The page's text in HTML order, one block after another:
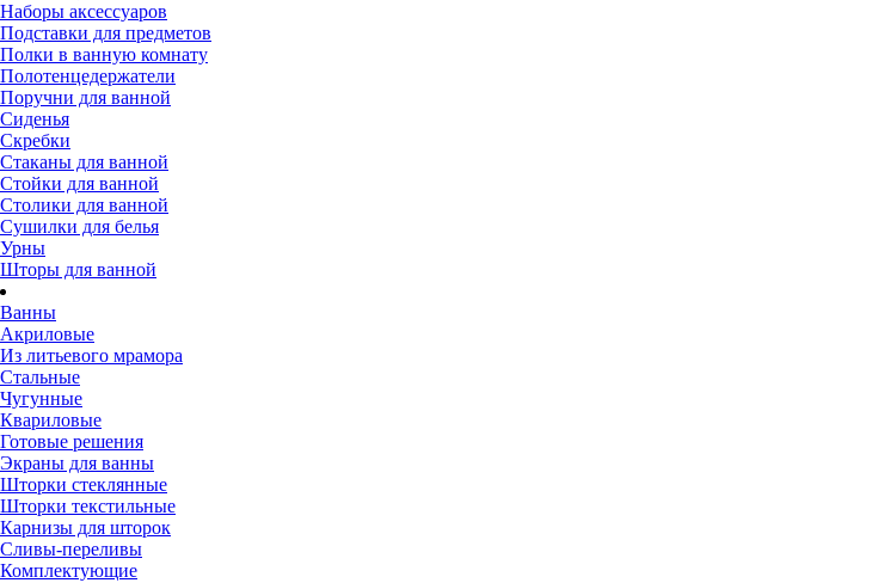
Наборы аксессуаров
Подставки для предметов
Полки в ванную комнату
Полотенцедержатели
Поручни для ванной
Сиденья
Скребки
Стаканы для ванной
Стойки для ванной
Столики для ванной
Сушилки для белья
Урны
Шторы для ванной
Ванны
Акриловые
Из литьевого мрамора
Стальные
Чугунные
Квариловые
Готовые решения
Экраны для ванны
Шторки стеклянные
Шторки текстильные
Карнизы для шторок
Сливы-переливы
Комплектующие